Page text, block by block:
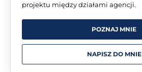
projektu między działami agencji.
POZNAJ MNIE
NAPISZ DO MNIE